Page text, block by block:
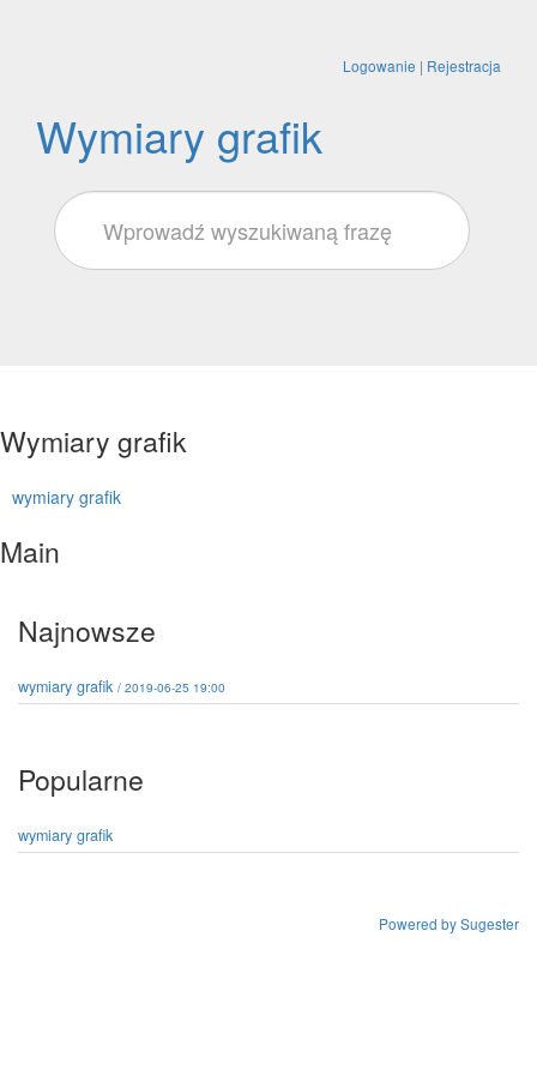
Logowanie | Rejestracja
Wymiary grafik
Wymiary grafik
wymiary grafik
Main
Najnowsze
wymiary grafik / 2019-06-25 19:00
Popularne
wymiary grafik
Powered by Sugester